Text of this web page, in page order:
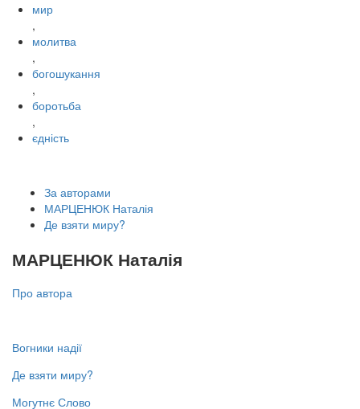
мир
,
молитва
,
богошукання
,
боротьба
,
єдність
За авторами
МАРЦЕНЮК Наталія
Де взяти миру?
МАРЦЕНЮК Наталія
Про автора
Вогники надії
Де взяти миру?
Могутнє Слово